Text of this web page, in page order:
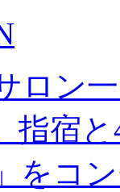
ロン
指宿
をコ